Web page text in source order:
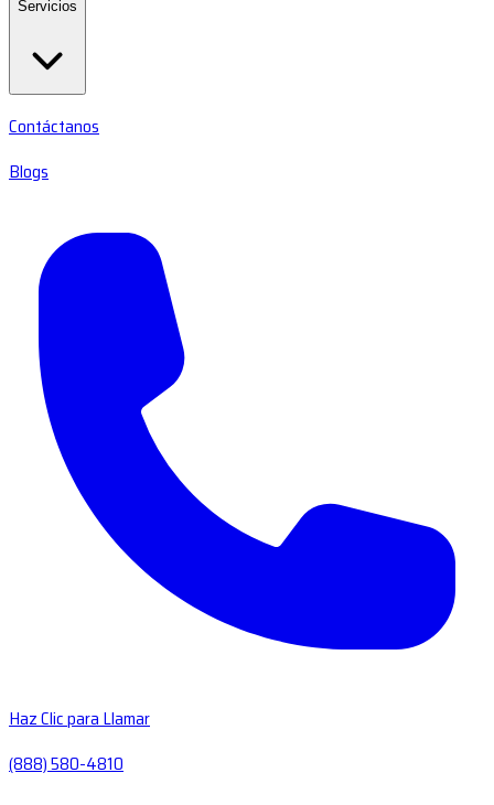
Servicios
Contáctanos
Blogs
Haz Clic para Llamar
(888) 580-4810